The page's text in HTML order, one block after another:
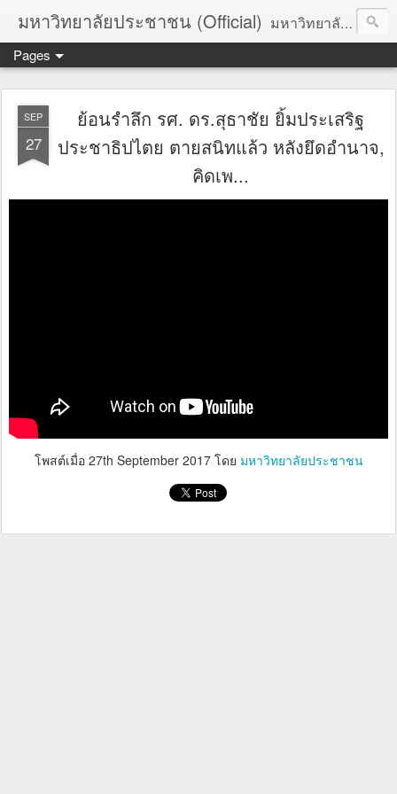
มหาวิทยาลัยประชาชน (Official) มหาวิทยาลัยประชาชน เพื่อการปฏิวัติประชาชนโดยสันติ Truths :: Peace :: Revolution :: Universal Human Rights :: Democracy (TPRUD)
Pages
SEP
27
ย้อนรำลึก รศ. ดร.​สุธาชัย ยิ้มประเสริฐ
ประชาธิปไตย ตายสนิทแล้ว หลังยึดอำนาจ,
คิดเพ...
โพสต์เมื่อ 27th September 2017โดย มหาวิทยาลัยประชาชน